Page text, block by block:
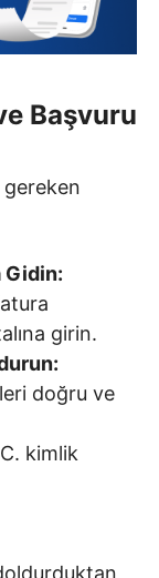
Başvuru
Gidin:
girin.
doğru ve
kimlik